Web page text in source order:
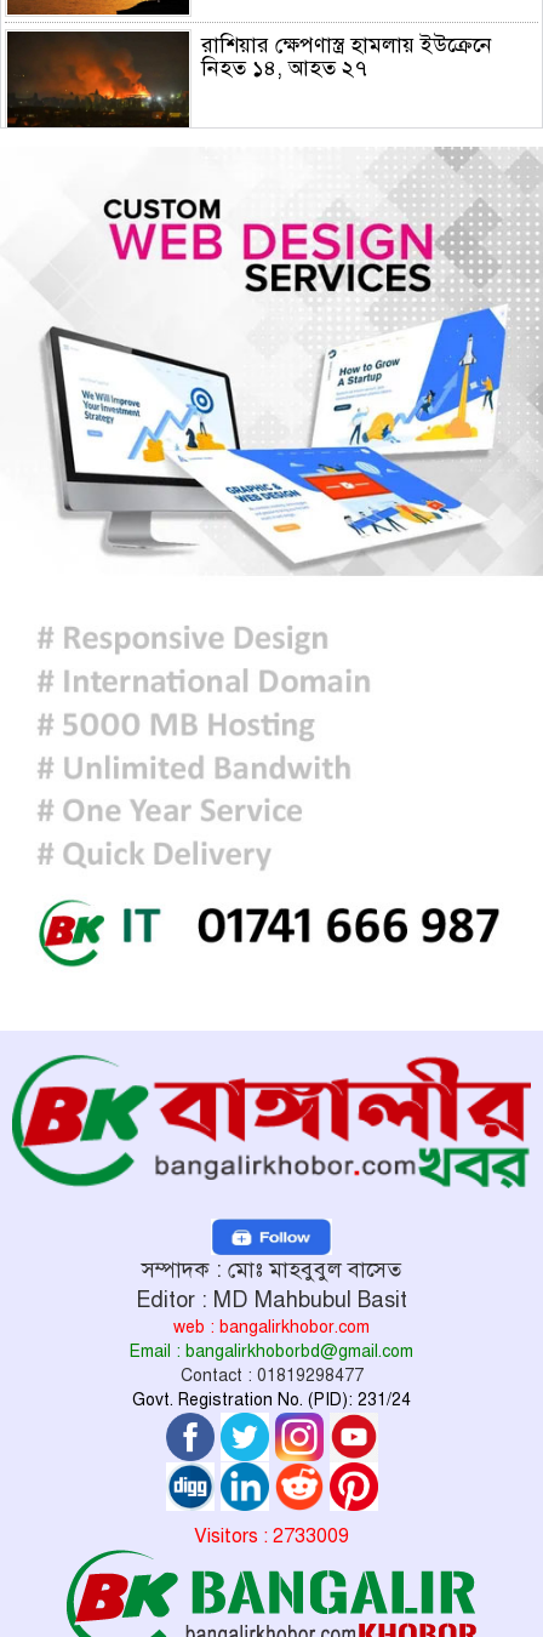
রাশিয়ার ক্ষেপণাস্ত্র হামলায় ইউক্রেনে
নিহত ১৪, আহত ২৭
হামের উপসর্গে আরও ৫ শিশুর মৃত্যু
গোপালগঞ্জে ১৫ আগস্ট পর্যন্ত নিরাপত্তা
জোরদার, ৫ প্লাটুন বিজিবি মোতায়েন
আরেকটি বিপ্লব আসন্ন, সেই বিপ্লবের জন্য
আমি দেশবাসীকে প্রস্তুতি নেওয়ার আহ্বান
জানাচ্ছি- ডা. শফিকুর রহমান
জুলাই গণঅভ্যুত্থান দিবসে রাজশাহীতে
স্মৃতিস্তম্ভে শ্রদ্ধাঞ্জলি
‘জুলাই গণঅভ্যুত্থান স্মৃতি জাদুঘর’
উদ্বোধন করলেন প্রধানমন্ত্রী
শ্রীলঙ্কায় ভয়াবহ বন্যা ও ভূমিধস: নিহত
৭, স্কুল বন্ধ ঘোষণা
সম্পাদক : মোঃ মাহবুবুল বাসেত
Editor : MD Mahbubul Basit
web : bangalirkhobor.com
Email : bangalirkhoborbd@gmail.com
Contact : 01819298477
Govt. Registration No. (PID): 231/24
Visitors : 2733009